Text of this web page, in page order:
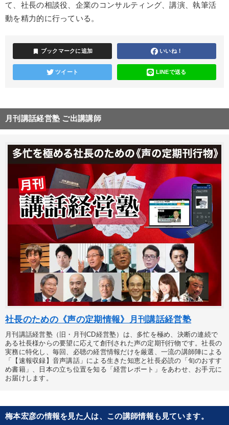
て、社長の相談役、企業のコンサルティング、講演、執筆活
動を精力的に行っている。
bookmark ブックマークに追加 いいね！
ツイート LINEで送る
月刊講話経営塾 ご出講講師
社長のための《声の定期情報》月刊講話経営塾
月刊講話経営塾（旧・月刊CD経営塾）は、多忙を極め、決断の連続で
ある社長様からの要望に応えて創刊された声の定期刊行物です。社長の
実務に特化し、毎回、必聴の経営情報だけを厳選、一流の講師陣による
「【速報収録】音声講話」による生きた知恵と社長必読の「旬のおすす
め書籍」、日本の立ち位置を知る「経営レポート」をあわせ、お手元に
お届けします。
梅本宏彦の情報を見た人は、この講師情報も見ています。